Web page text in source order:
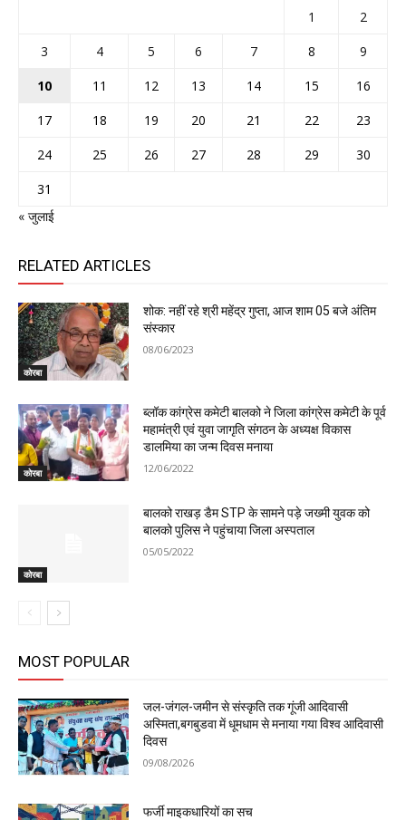
1
2
3
4 5 6 7 8
9
10
11 12 13 14 15
16
17
18 19 20 21 22
23
24
25 26 27 28 29
30
31
« जुलाई
RELATED ARTICLES
कोरबा
शोक: नहीं रहे श्री महेंद्र गुप्ता, आज शाम 05 बजे अंतिम
संस्कार
08/06/2023
कोरबा
ब्लॉक कांग्रेस कमेटी बालको ने जिला कांग्रेस कमेटी के पूर्व
महामंत्री एवं युवा जागृति संगठन के अध्यक्ष विकास
डालमिया का जन्म दिवस मनाया
12/06/2022
कोरबा
बालको राखड़ डैम STP के सामने पड़े जख्मी युवक को
बालको पुलिस ने पहुंचाया जिला अस्पताल
05/05/2022
MOST POPULAR
जल-जंगल-जमीन से संस्कृति तक गूंजी आदिवासी
अस्मिता,बगबुडवा में धूमधाम से मनाया गया विश्व आदिवासी
दिवस
09/08/2026
फर्जी माइकधारियों का सच